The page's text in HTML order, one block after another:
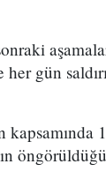
gün